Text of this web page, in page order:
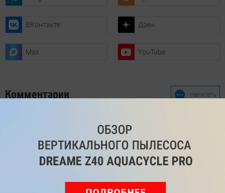
ВКонтакте Дзен
Max YouTube
Комментарии Написать
Мы знаем, вам есть что сказать!
ВойдитеилиЗарегистрируйтесь, чтобы